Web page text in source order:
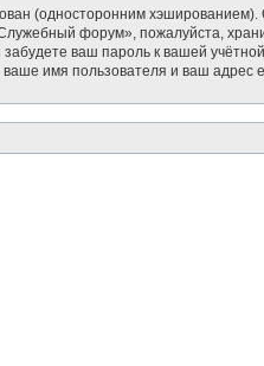
(односторонним хэшированием).
форум», пожалуйста,
ваш пароль к вашей
имя пользователя и ваш адрес